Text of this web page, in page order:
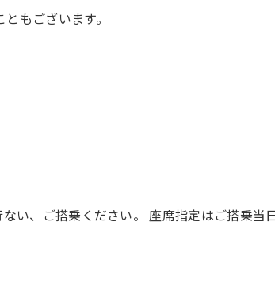
もございます。
い、ご搭乗ください。 座席指定はご搭乗当